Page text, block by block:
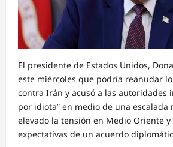
El presidente de Estados Unidos,
este miércoles que podría reanudar
contra Irán y acusó a las autoridades
por idiota” en medio de una escalada
elevado la tensión en Medio Oriente
expectativas de un acuerdo